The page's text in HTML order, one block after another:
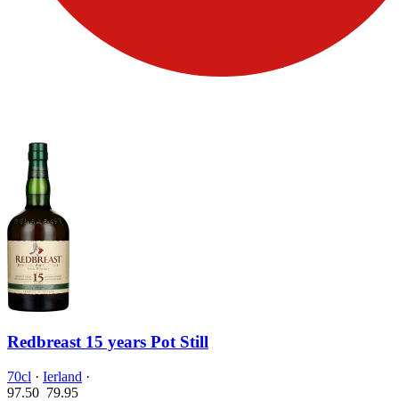
Redbreast 15 years Pot Still
70cl · Ierland ·
97.50 79.95